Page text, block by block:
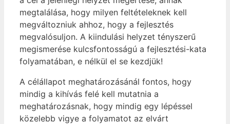
megtalálása, hogy milyen feltételeknek kell
megváltozniuk ahhoz, hogy a fejlesztés
megvalósuljon. A kiindulási helyzet tényszerű
megismerése kulcsfontosságú a fejlesztési-kata
folyamatában, e nélkül el se kezdjük!
A célállapot meghatározásánál fontos, hogy
mindig a kihívás felé kell mutatnia a
meghatározásnak, hogy mindig egy lépéssel
közelebb vigye a folyamatot az elvárt